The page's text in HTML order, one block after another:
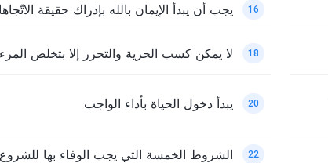
16 يجب أن يبدأ الإيمان بالله بإدراك حقيقة
18 لا يمكن كسب الحرية والتحرر إلا بتخلص
20 يبدأ دخول الحياة بأداء الواجب
22 الشروط الخمسة التي يجب الوفاء بها للشروع